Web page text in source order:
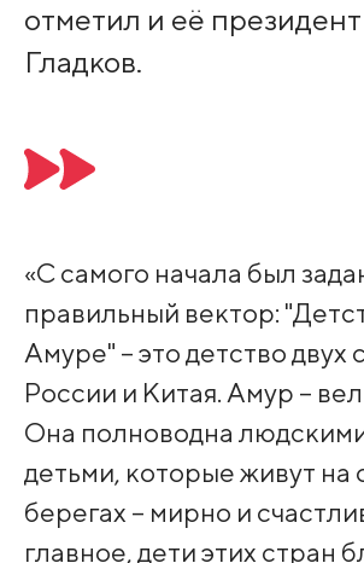
отметил и её
Гладков.⠀
«С самого начала был
правильный вектор:
Амуре" – это детство двух
России и Китая. Амур –
Она полноводна
детьми, которые живут на
берегах – мирно и
главное, дети этих стран